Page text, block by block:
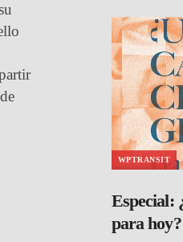
WPTRANSIT
Especial:
para hoy?